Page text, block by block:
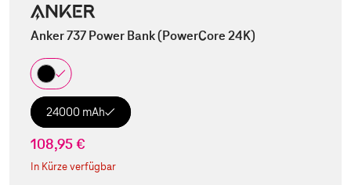
Anker 737 Power Bank (PowerCore 24K)
24000 mAh
108,95 €
In Kürze verfügbar